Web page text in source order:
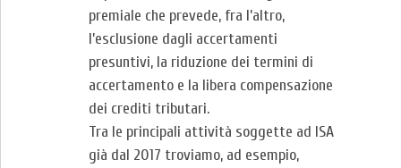
premiale che prevede, fra l’altro,
l’esclusione dagli accertamenti
presuntivi, la riduzione dei termini di
accertamento e la libera compensazione
dei crediti tributari.
Tra le principali attività soggette ad ISA
già dal 2017 troviamo, ad esempio,